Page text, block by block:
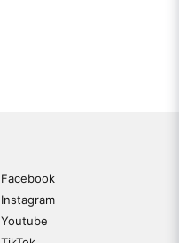
Facebook
Instagram
Youtube